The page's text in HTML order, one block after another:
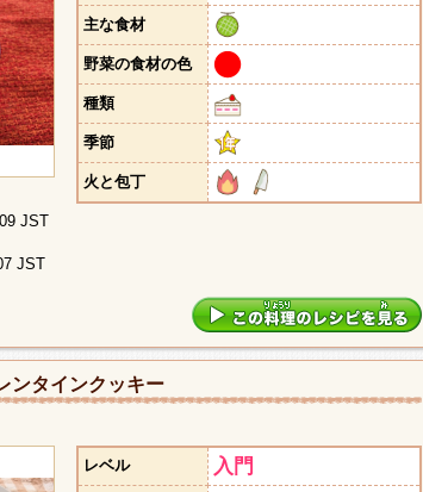
JST
JST
主な食材
野菜の食材の色
種類
季節
火と包丁
ンタインクッキー
レベル 入門